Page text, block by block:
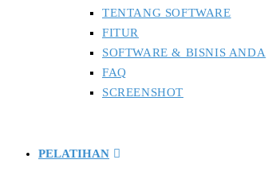
TENTANG SOFTWARE
FITUR
SOFTWARE & BISNIS ANDA
FAQ
SCREENSHOT
PELATIHAN